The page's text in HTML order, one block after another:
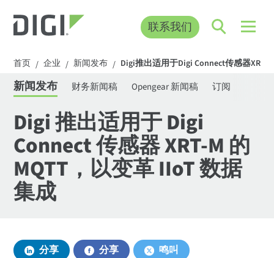
联系我们
首页 / 企业 / 新闻发布 / Digi推出适用于Digi Connect传感器XRT-
新闻发布 财务新闻稿 Opengear 新闻稿 订阅
Digi 推出适用于 Digi
Connect 传感器 XRT-M 的
MQTT，以变革 IIoT 数据
集成
分享 分享 鸣叫